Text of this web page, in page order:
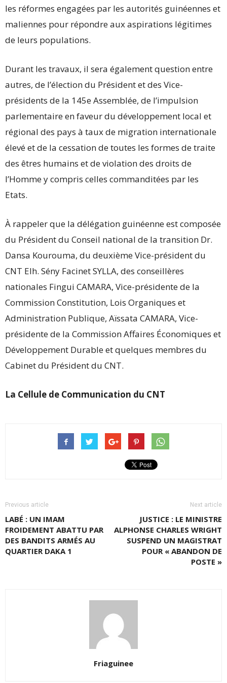
les réformes engagées par les autorités guinéennes et
maliennes pour répondre aux aspirations légitimes
de leurs populations.
Durant les travaux, il sera également question entre
autres, de l’élection du Président et des Vice-
présidents de la 145e Assemblée, de l’impulsion
parlementaire en faveur du développement local et
régional des pays à taux de migration internationale
élevé et de la cessation de toutes les formes de traite
des êtres humains et de violation des droits de
l’Homme y compris celles commanditées par les
Etats.
À rappeler que la délégation guinéenne est composée
du Président du Conseil national de la transition Dr.
Dansa Kourouma, du deuxième Vice-président du
CNT Elh. Sény Facinet SYLLA, des conseillères
nationales Fingui CAMARA, Vice-présidente de la
Commission Constitution, Lois Organiques et
Administration Publique, Aïssata CAMARA, Vice-
présidente de la Commission Affaires Économiques et
Développement Durable et quelques membres du
Cabinet du Président du CNT.
La Cellule de Communication du CNT
Previous article
LABÉ : UN IMAM
FROIDEMENT ABATTU PAR
DES BANDITS ARMÉS AU
QUARTIER DAKA 1
Next article
JUSTICE : LE MINISTRE
ALPHONSE CHARLES WRIGHT
SUSPEND UN MAGISTRAT
POUR « ABANDON DE
POSTE »
Friaguinee